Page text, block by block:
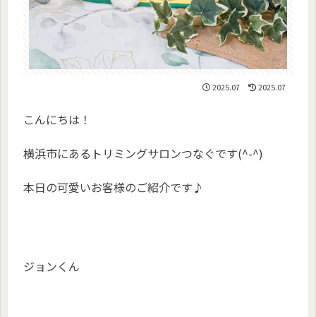
2025.07 2025.07
こんにちは！
横浜市にあるトリミングサロンつなぐです(^-^)
本日の可愛いお客様のご紹介です♪
ジョンくん